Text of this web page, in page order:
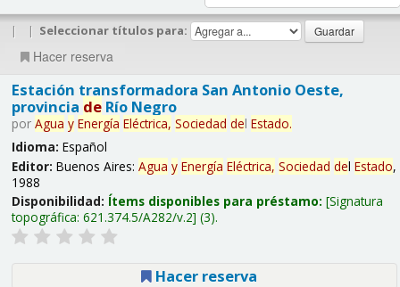
| | Seleccionar títulos para:
Hacer reserva
Estación transformadora San Antonio Oeste,
provincia deRío Negro
por Agua y Energía Eléctrica, Sociedad del Estado.
Idioma: Español
Editor: Buenos Aires: Agua y Energía Eléctrica, Sociedad del Estado,
1988
Disponibilidad: Ítems disponibles para préstamo: Signatura
topográfica: 621.374.5/A282/v.2 (3).
Hacer reserva